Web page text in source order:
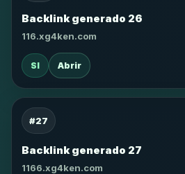
Backlink generado 26
116.xg4ken.com
SI Abrir
#27
Backlink generado 27
1166.xg4ken.com